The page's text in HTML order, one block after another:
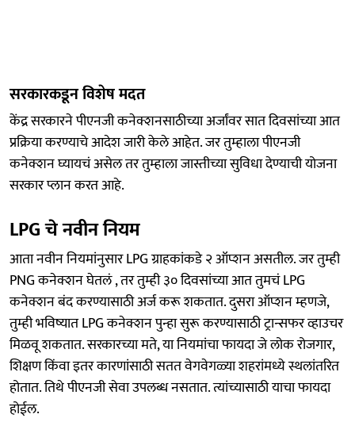
सरकारकडून विशेष मदत
केंद्र सरकारने पीएनजी कनेक्शनसाठीच्या अर्जांवर सात दिवसांच्या आत
प्रक्रिया करण्याचे आदेश जारी केले आहेत. जर तुम्हाला पीएनजी
कनेक्शन घ्यायचं असेल तर तुम्हाला जास्तीच्या सुविधा देण्याची योजना
सरकार प्लान करत आहे.
LPG चे नवीन नियम
आता नवीन नियमांनुसार LPG ग्राहकांकडे २ ऑप्शन असतील. जर तुम्ही
PNG कनेक्शन घेतलं , तर तुम्ही ३० दिवसांच्या आत तुमचं LPG
कनेक्शन बंद करण्यासाठी अर्ज करू शकतात. दुसरा ऑप्शन म्हणजे,
तुम्ही भविष्यात LPG कनेक्शन पुन्हा सुरू करण्यासाठी ट्रान्सफर व्हाउचर
मिळवू शकतात. सरकारच्या मते, या नियमांचा फायदा जे लोक रोजगार,
शिक्षण किंवा इतर कारणांसाठी सतत वेगवेगळ्या शहरांमध्ये स्थलांतरित
होतात. तिथे पीएनजी सेवा उपलब्ध नसतात. त्यांच्यासाठी याचा फायदा
होईल.